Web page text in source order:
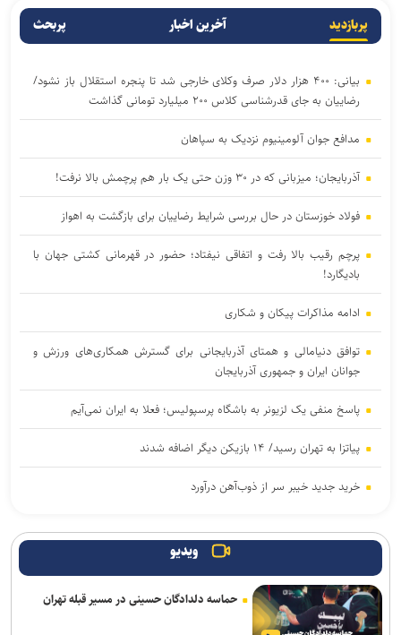
پربازدید آخرین اخبار پربحث
بیانی: ۴۰۰ هزار دلار صرف وکلای خارجی شد تا پنجره استقلال باز نشود/
رضاییان به جای قدرشناسی کلاس ۲۰۰ میلیارد تومانی گذاشت
مدافع جوان آلومینیوم نزدیک به سپاهان
آذربایجان؛ میزبانی که در ۳۰ وزن حتی یک بار هم پرچمش بالا نرفت!
فولاد خوزستان در حال بررسی شرایط رضاییان برای بازگشت به اهواز
پرچم رقیب بالا رفت و اتفاقی نیفتاد؛ حضور در قهرمانی کشتی جهان با
بادیگارد!
ادامه مذاکرات پیکان و شکاری
توافق دنیامالی و همتای آذربایجانی برای گسترش همکاری‌های ورزش و
جوانان ایران و جمهوری آذربایجان
پاسخ منفی یک لزیونر به باشگاه پرسپولیس؛ فعلا به ایران نمی‌آیم
پیاتزا به تهران رسید/ ۱۴ بازیکن دیگر اضافه شدند
خرید جدید خیبر سر از ذوب‌آهن درآورد
پایان شایعات در مورد جدایی؛ بیفوما در پرسپولیس ماندنی شد
موضع جدید نساجی درباره ایری و طاهری
ویدیو
حماسه دلدادگان حسینی در مسیر قبله تهران